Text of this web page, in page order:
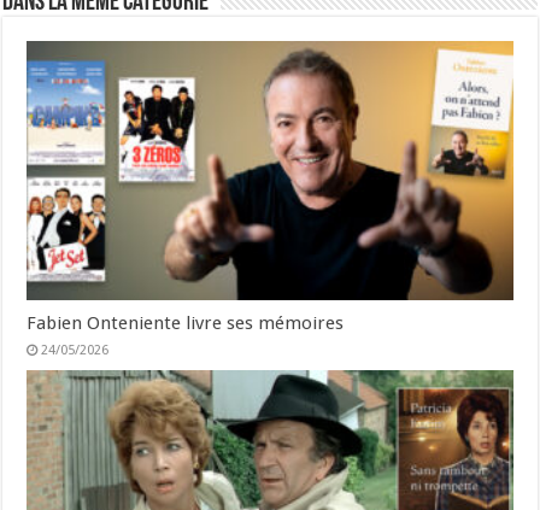
Fabien Onteniente livre ses mémoires
24/05/2026